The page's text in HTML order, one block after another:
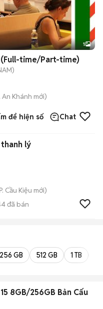
1
(Full-time/Part-time)
An Khánh mới)
để hiện số Chat
lý
P. Cầu Kiệu mới)
đã bán
256 GB 512 GB 1 TB
8GB/256GB Bản Cấu